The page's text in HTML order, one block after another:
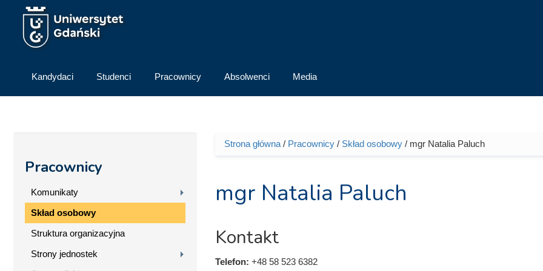
Przejdź do treści
Kandydaci Studenci Pracownicy Absolwenci Media
Pracownicy
Komunikaty
Skład osobowy
Struktura organizacyjna
Strony jednostek
Jesteś tutaj
Strona główna/ Pracownicy/ Skład osobowy/ mgr Natalia Paluch
mgr Natalia Paluch
Kontakt
Telefon: +48 58 523 6382